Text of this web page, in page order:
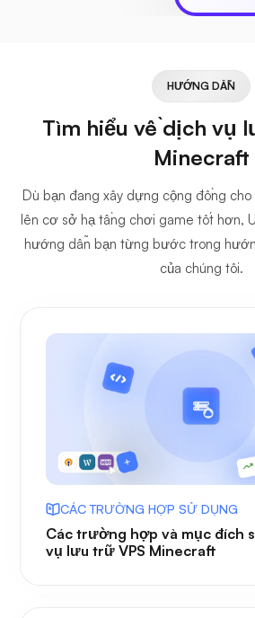
HƯỚNG DẪN
Tìm hiểu về dịch vụ
Minecraft
Dù bạn đang xây dựng cộng đồng
lên cơ sở hạ tầng chơi game tốt hơn,
hướng dẫn bạn từng bước trong
của chúng tôi.
CÁC TRƯỜNG HỢP SỬ DỤNG
Các trường hợp và mục đích
vụ lưu trữ VPS Minecraft